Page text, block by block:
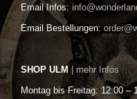
Email Infos:
Email Bestellungen:
SHOP ULM | mehr Infos
Montag bis Freitag: 12:00 –